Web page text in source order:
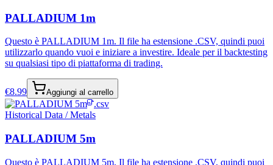
PALLADIUM 1m
Questo è PALLADIUM 1m. Il file ha estensione .CSV, quindi puoi
utilizzarlo quando vuoi e iniziare a investire. Ideale per il backtesting
su qualsiasi tipo di piattaforma di trading.
€8.99 Aggiungi al carrello
.csv
Historical Data / Metals
PALLADIUM 5m
Questo è PALLADIUM 5m. Il file ha estensione .CSV, quindi puoi